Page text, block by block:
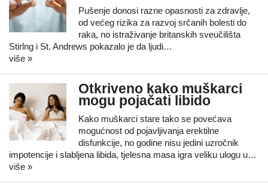
Pušenje donosi razne opasnosti za zdravlje,
od većeg rizika za razvoj srčanih bolesti do
raka, no istraživanje britanskih sveučilišta
Stirlng i St. Andrews pokazalo je da ljudi…
više »
Otkriveno kako muškarci
mogu pojačati libido
Kako muškarci stare tako se povećava
mogućnost od pojavljivanja erektilne
disfunkcije, no godine nisu jedini uzročnik
impotencije i slabljena libida, tjelesna masa igra veliku ulogu u…
više »